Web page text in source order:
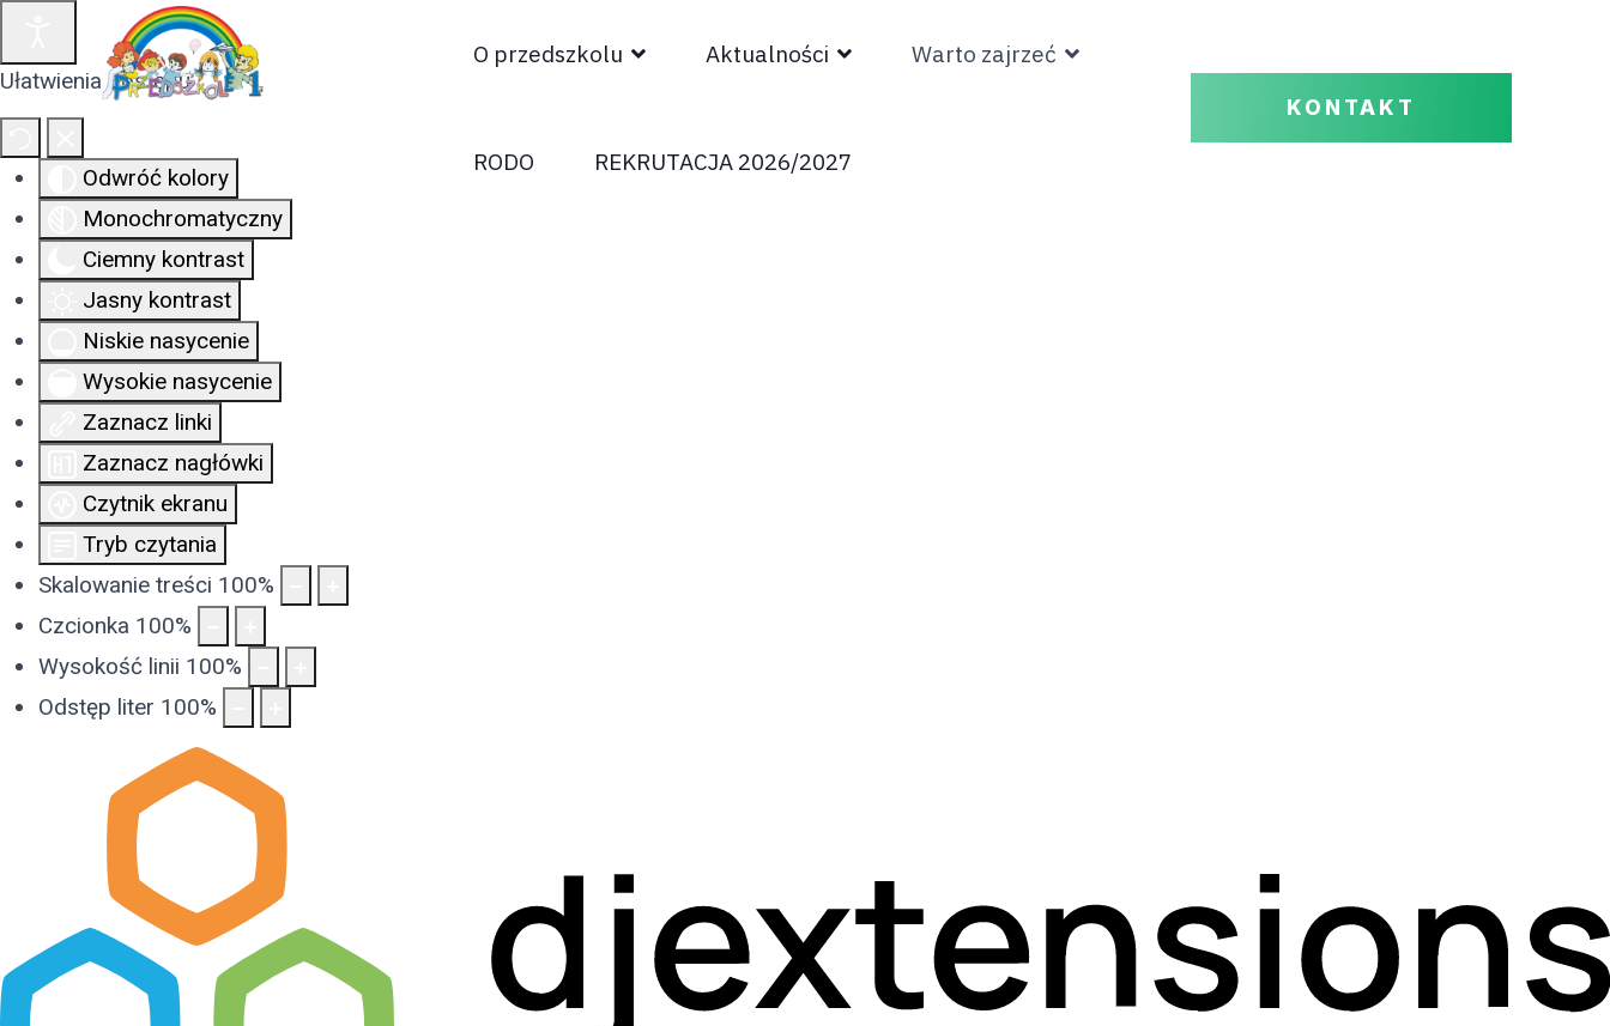
Ułatwienia dostępu
Odwróć kolory
Monochromatyczny
Ciemny kontrast
Jasny kontrast
Niskie nasycenie
Wysokie nasycenie
Zaznacz linki
Zaznacz nagłówki
Czytnik ekranu
Tryb czytania
Skalowanie treści 100%
Czcionka 100%
Wysokość linii 100%
Odstęp liter 100%
KONTAKT
O przedszkolu Aktualności Warto zajrzeć
RODO REKRUTACJA 2026/2027